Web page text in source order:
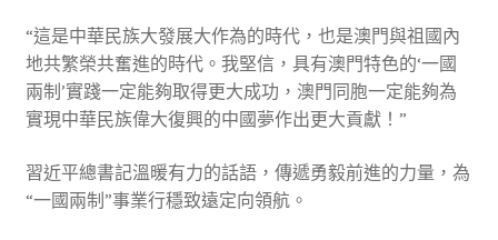
“這是中華民族大發展大作為的時代，也是澳門與祖國內
地共繁榮共奮進的時代。我堅信，具有澳門特色的‘一國
兩制’實踐一定能夠取得更大成功，澳門同胞一定能夠為
實現中華民族偉大復興的中國夢作出更大貢獻！”
習近平總書記溫暖有力的話語，傳遞勇毅前進的力量，為
“一國兩制”事業行穩致遠定向領航。